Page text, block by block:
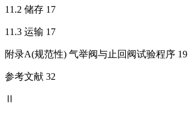
11.2 储存 17
11.3 运输 17
附录A(规范性) 气举阀与止回阀试验程序 19
参考文献 32
Ⅱ